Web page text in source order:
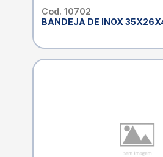
Cod. 10702
BANDEJA DE INOX